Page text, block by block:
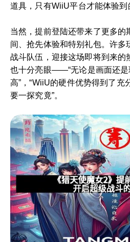
道具，只有WiiU平台才能体验到
当然，提前登陆还带来了更多的
间、抢先体验和特别礼包。许多
战斗队伍，迎接这场即将到来的
也十分亮眼——“无论是画面还是
高”，“WiiU的硬件优势得到了充
要一探究竟”。